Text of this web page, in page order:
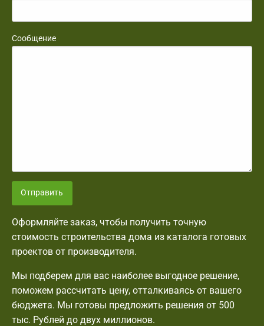
Сообщение
Отправить
Оформляйте заказ, чтобы получить точную
стоимость строительства дома из каталога готовых
проектов от производителя.
Мы подберем для вас наиболее выгодное решение,
поможем рассчитать цену, отталкиваясь от вашего
бюджета. Мы готовы предложить решения от 500
тыс. Рублей до двух миллионов.